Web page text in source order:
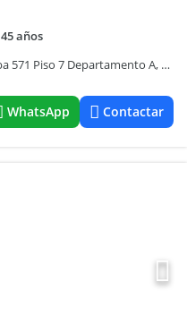
45 años
Departamento con vista al rio. Córdoba 571 Piso 7 Departamento A, OPORTUNIDAD!
WhatsApp Contactar